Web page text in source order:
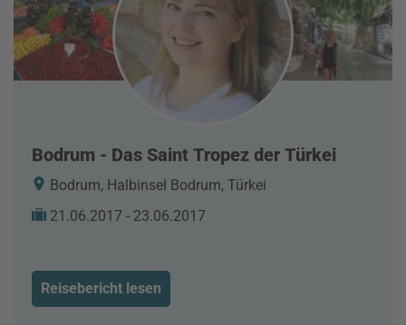
Bodrum - Das Saint Tropez der Türkei
Bodrum, Halbinsel Bodrum, Türkei
21.06.2017 - 23.06.2017
Reisebericht lesen